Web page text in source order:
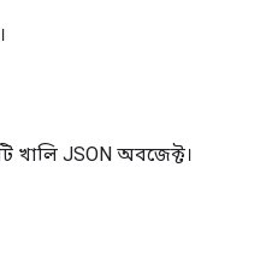
খালি JSON অবজেক্ট।